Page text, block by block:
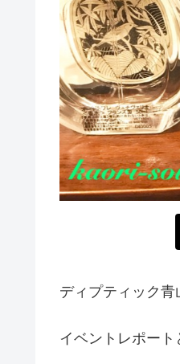
ディプティック青
イベントレポート